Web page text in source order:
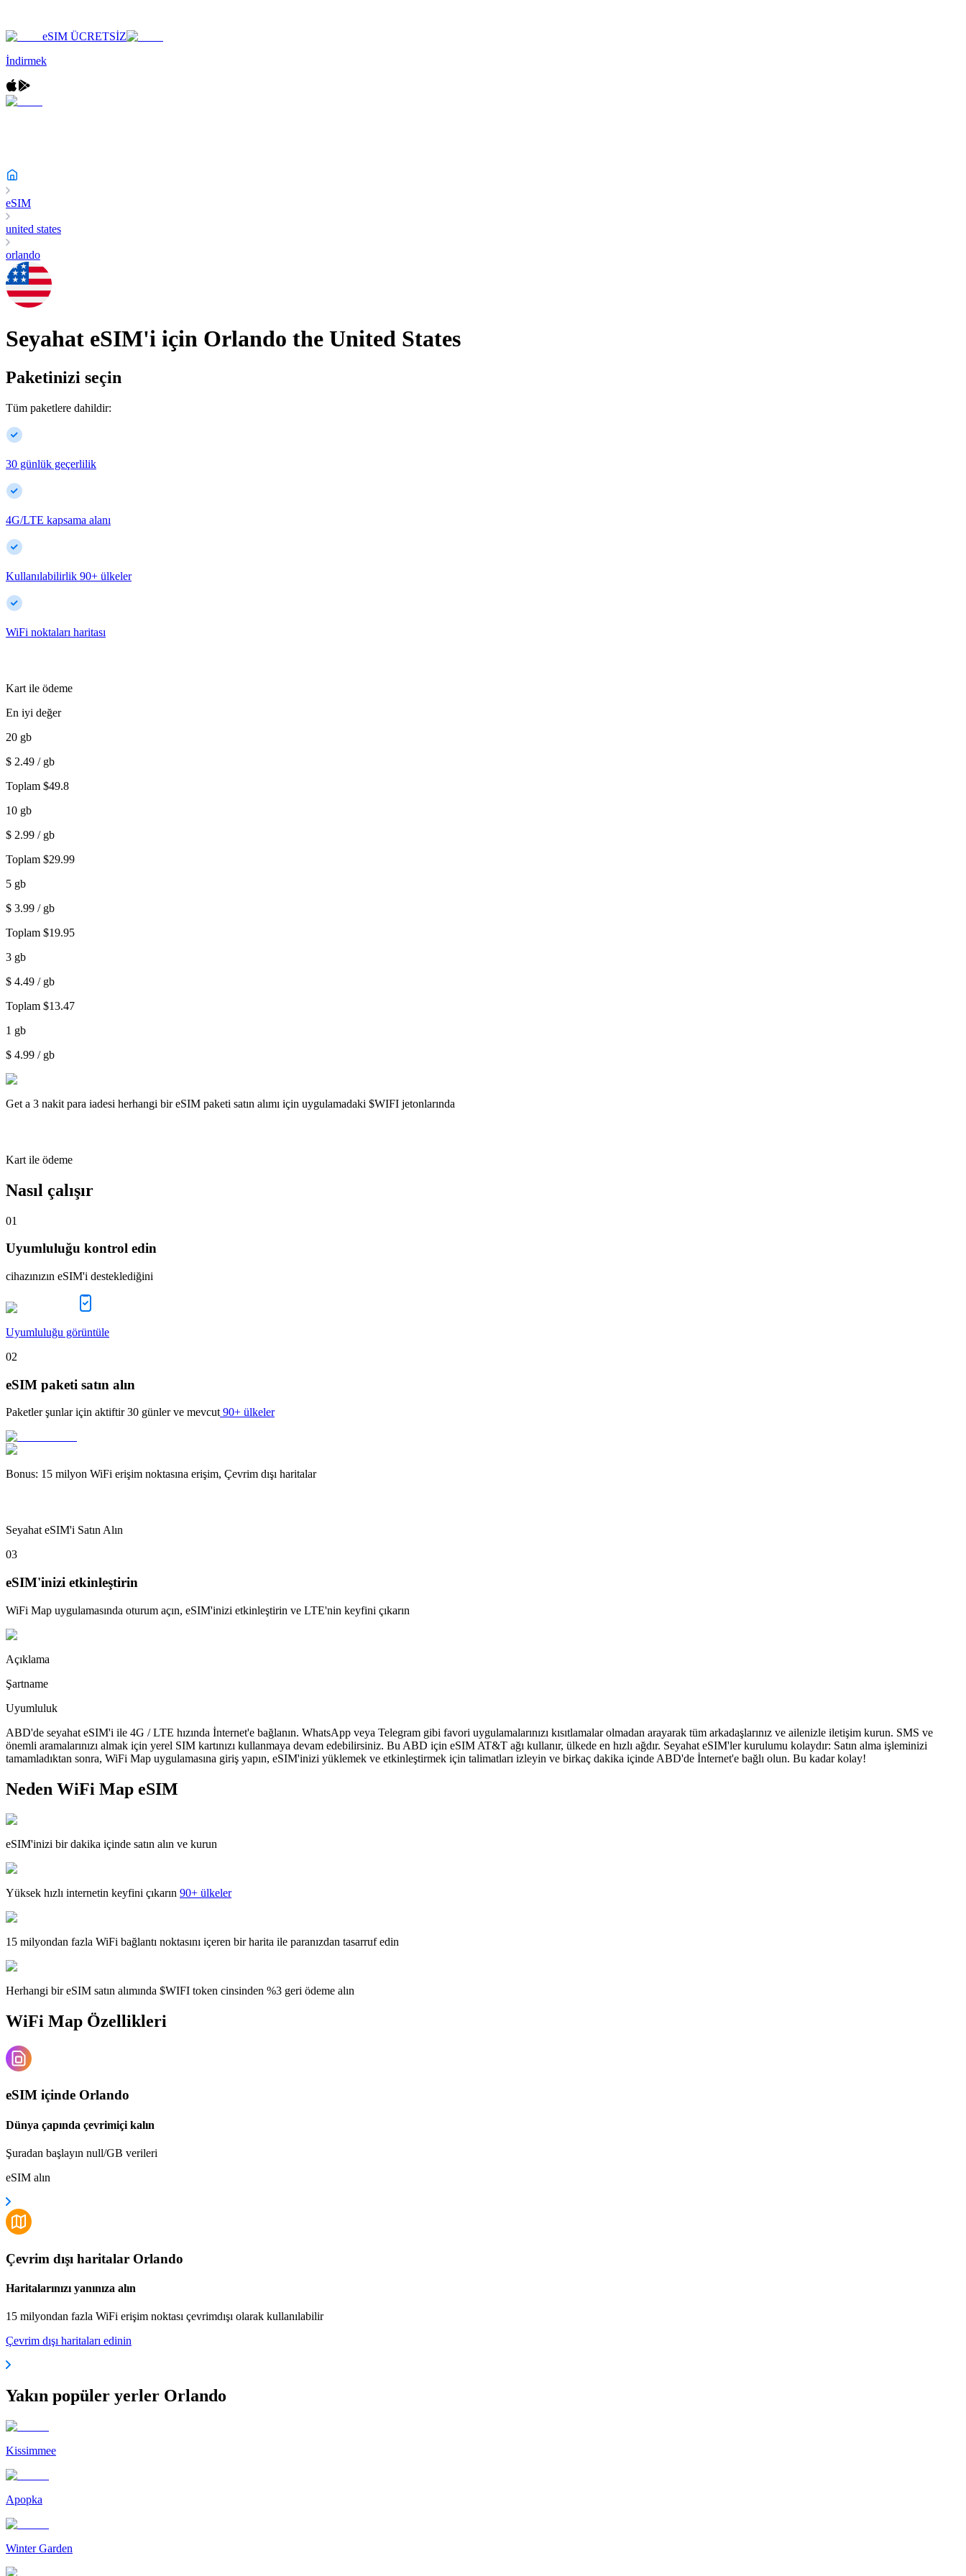
eSIM ÜCRETSİZ
İndirmek
eSIM
united states
orlando
Seyahat eSIM'i için Orlando the United States
Paketinizi seçin
Tüm paketlere dahildir:
30 günlük geçerlilik
4G/LTE kapsama alanı
Kullanılabilirlik 90+ ülkeler
WiFi noktaları haritası
Kart ile ödeme
En iyi değer
20 gb
$ 2.49 / gb
Toplam $49.8
10 gb
$ 2.99 / gb
Toplam $29.99
5 gb
$ 3.99 / gb
Toplam $19.95
3 gb
$ 4.49 / gb
Toplam $13.47
1 gb
$ 4.99 / gb
Get a 3 nakit para iadesi herhangi bir eSIM paketi satın alımı için uygulamadaki $WIFI jetonlarında
Kart ile ödeme
Nasıl çalışır
01
Uyumluluğu kontrol edin
cihazınızın eSIM'i desteklediğini
Uyumluluğu görüntüle
02
eSIM paketi satın alın
Paketler şunlar için aktiftir 30 günler ve mevcut 90+ ülkeler
Bonus: 15 milyon WiFi erişim noktasına erişim, Çevrim dışı haritalar
Seyahat eSIM'i Satın Alın
03
eSIM'inizi etkinleştirin
WiFi Map uygulamasında oturum açın, eSIM'inizi etkinleştirin ve LTE'nin keyfini çıkarın
Açıklama
Şartname
Uyumluluk
ABD'de seyahat eSIM'i ile 4G / LTE hızında İnternet'e bağlanın. WhatsApp veya Telegram gibi favori uygulamalarınızı kısıtlamalar olmadan arayarak tüm arkadaşlarınız ve ailenizle iletişim kurun. SMS ve
önemli aramalarınızı almak için yerel SIM kartınızı kullanmaya devam edebilirsiniz. Bu ABD için eSIM AT&T ağı kullanır, ülkede en hızlı ağdır. Seyahat eSIM'ler kurulumu kolaydır: Satın alma işleminizi
tamamladıktan sonra, WiFi Map uygulamasına giriş yapın, eSIM'inizi yüklemek ve etkinleştirmek için talimatları izleyin ve birkaç dakika içinde ABD'de İnternet'e bağlı olun. Bu kadar kolay!
Neden WiFi Map eSIM
eSIM'inizi bir dakika içinde satın alın ve kurun
Yüksek hızlı internetin keyfini çıkarın 90+ ülkeler
15 milyondan fazla WiFi bağlantı noktasını içeren bir harita ile paranızdan tasarruf edin
Herhangi bir eSIM satın alımında $WIFI token cinsinden %3 geri ödeme alın
WiFi Map Özellikleri
eSIM içinde Orlando
Dünya çapında çevrimiçi kalın
Şuradan başlayın null/GB verileri
eSIM alın
Çevrim dışı haritalar Orlando
Haritalarınızı yanınıza alın
15 milyondan fazla WiFi erişim noktası çevrimdışı olarak kullanılabilir
Çevrim dışı haritaları edinin
Yakın popüler yerler Orlando
Kissimmee
Apopka
Winter Garden